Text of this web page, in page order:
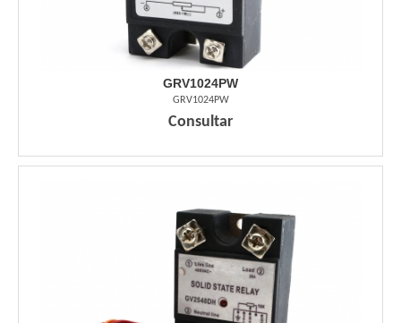
GRV1024PW
GRV1024PW
Consultar